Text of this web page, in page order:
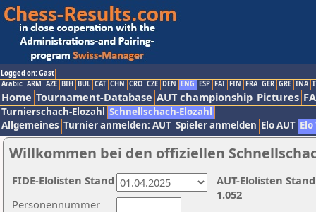
Logged on: Gast
Arabic ARM AZE BIH BUL CAT CHN CRO CZE DEN ENG ESP FAI FIN FRA GER GRE INA
Home Tournament-Database AUT championship Pictures
Turnierschach-Elozahl Schnellschach-Elozahl
Allgemeines Turnier anmelden: AUT Spieler anmelden Elo AUT
Willkommen bei den offiziellen
Personennummer
AUT-Elolisten
1.052
FIDE-Elolisten Stand